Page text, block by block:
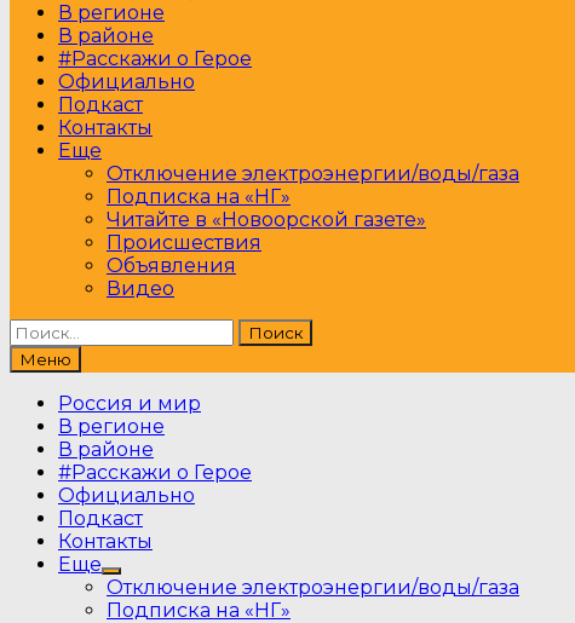
В регионе
В районе
#Расскажи о Герое
Официально
Подкаст
Контакты
Еще
Отключение электроэнергии/воды/газа
Подписка на «НГ»
Читайте в «Новоорской газете»
Происшествия
Объявления
Видео
Найти:
Меню
Россия и мир
В регионе
В районе
#Расскажи о Герое
Официально
Подкаст
Контакты
Еще
Show
sub
menu
Отключение электроэнергии/воды/газа
Подписка на «НГ»